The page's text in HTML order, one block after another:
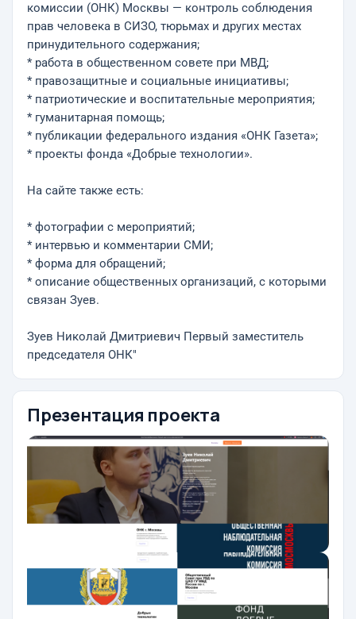
комиссии (ОНК) Москвы — контроль соблюдения
прав человека в СИЗО, тюрьмах и других местах
принудительного содержания;
* работа в общественном совете при МВД;
* правозащитные и социальные инициативы;
* патриотические и воспитательные мероприятия;
* гуманитарная помощь;
* публикации федерального издания «ОНК Газета»;
* проекты фонда «Добрые технологии».
На сайте также есть:
* фотографии с мероприятий;
* интервью и комментарии СМИ;
* форма для обращений;
* описание общественных организаций, с которыми
связан Зуев.
Зуев Николай Дмитриевич Первый заместитель
председателя ОНК"
Презентация проекта